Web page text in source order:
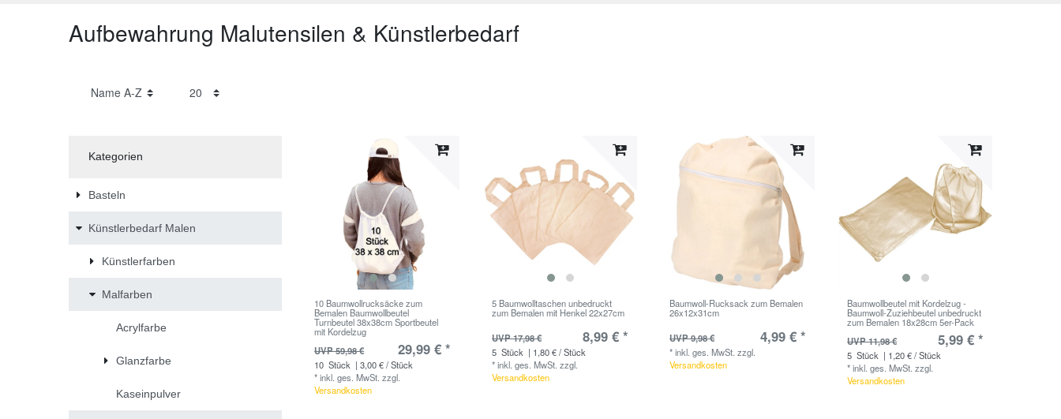
Aufbewahrung Malutensilen & Künstlerbedarf
Kategorien
Basteln
Künstlerbedarf Malen
Künstlerfarben
Malfarben
Acrylfarbe
Glanzfarbe
Kaseinpulver
10 Baumwollrucksäcke zum
Bemalen Baumwollbeutel
Turnbeutel 38x38cm Sportbeutel
mit Kordelzug
UVP 59,98 €
29,99 € *
10 Stück | 3,00 € / Stück
*inkl. ges. MwSt. zzgl.
Versandkosten
5 Baumwolltaschen unbedruckt
zum Bemalen mit Henkel 22x27cm
UVP 17,98 €
8,99 € *
5 Stück | 1,80 € / Stück
*inkl. ges. MwSt. zzgl.
Versandkosten
Baumwoll-Rucksack zum Bemalen
26x12x31cm
UVP 9,98 €
4,99 € *
*inkl. ges. MwSt. zzgl.
Versandkosten
Baumwollbeutel mit Kordelzug -
Baumwoll-Zuziehbeutel unbedruckt
zum Bemalen 18x28cm 5er-Pack
UVP 11,98 €
5,99 € *
5 Stück | 1,20 € / Stück
*inkl. ges. MwSt. zzgl.
Versandkosten